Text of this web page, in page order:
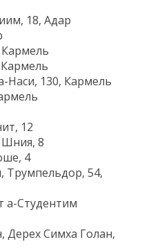
18, Адар
Наси, 130, Кармель
12
8
4
54,
а-Студентим
Дерех Симха Голан,